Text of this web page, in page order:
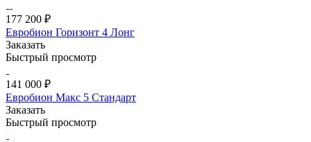
177 200 ₽
Евробион Горизонт 4 Лонг
Заказать
Быстрый просмотр
141 000 ₽
Евробион Макс 5 Стандарт
Заказать
Быстрый просмотр